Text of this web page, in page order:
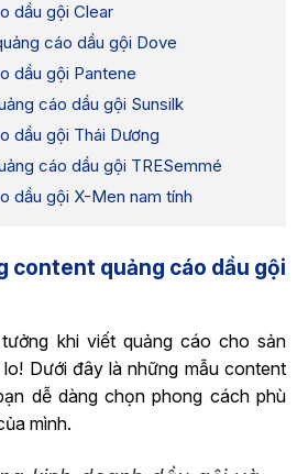
dầu gội Clear
cáo dầu gội Dove
dầu gội Pantene
cáo dầu gội Sunsilk
dầu gội Thái Dương
cáo dầu gội TRESemmé
dầu gội X-Men nam tính
content quảng cáo dầu gội
khi viết quảng cáo cho sản
Dưới đây là những mẫu content
dễ dàng chọn phong cách phù
mình.